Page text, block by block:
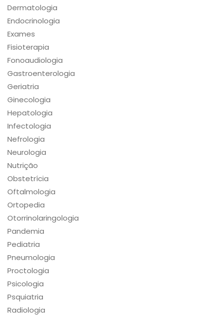
Dermatologia
Endocrinologia
Exames
Fisioterapia
Fonoaudiologia
Gastroenterologia
Geriatria
Ginecologia
Hepatologia
Infectologia
Nefrologia
Neurologia
Nutrição
Obstetrícia
Oftalmologia
Ortopedia
Otorrinolaringologia
Pandemia
Pediatria
Pneumologia
Proctologia
Psicologia
Psquiatria
Radiologia